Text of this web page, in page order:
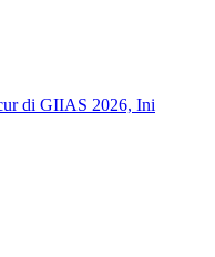
di GIIAS 2026, Ini